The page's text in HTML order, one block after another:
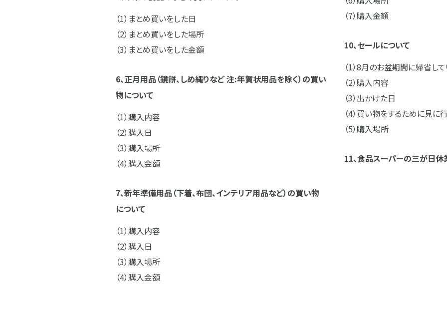
まとめ買いをした日
まとめ買いをした場所
まとめ買いをした金額
6、正月用品（鏡餅、しめ縄りなど 注:年賀状用品を除く）の買い
物について
購入内容
購入日
購入場所
購入金額
7、新年準備用品（下着、布団、インテリア用品など）の買い物
について
購入内容
購入日
購入場所
購入金額
購入金額
10、セールについて
8月のお盆期間に帰省し
購入内容
出かけた日
買い物をするために見に行
購入場所
11、食品スーパーの三が日